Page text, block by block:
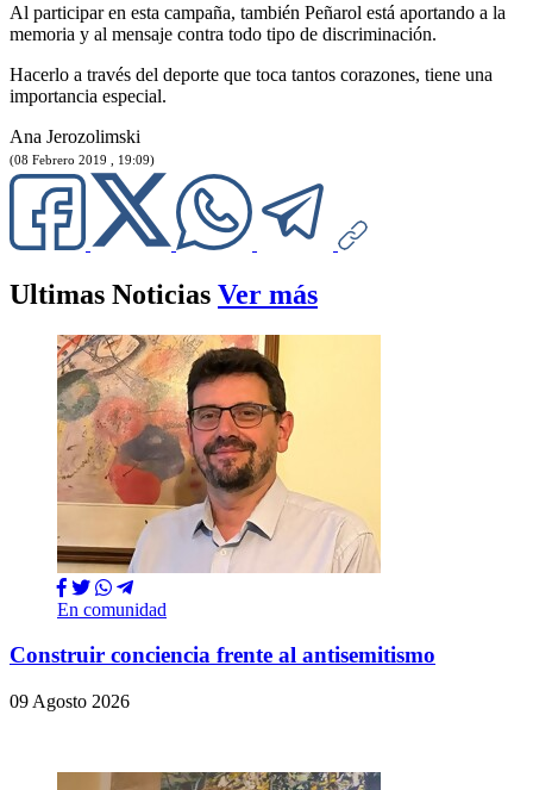
Al participar en esta campaña, también Peñarol está aportando a la
memoria y al mensaje contra todo tipo de discriminación.
Hacerlo a través del deporte que toca tantos corazones, tiene una
importancia especial.
Ana Jerozolimski
(08 Febrero 2019 , 19:09)
Ultimas Noticias Ver más
En comunidad
Construir conciencia frente al antisemitismo
09 Agosto 2026